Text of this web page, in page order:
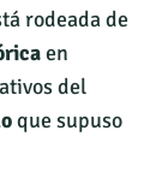
rodeada de
en
del
que supuso